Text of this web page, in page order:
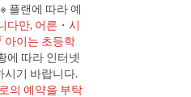
플랜에 따라 예
다만, 어른・시
아이는 초등학
에 따라 인터넷
시기 바랍니다.
의 예약을 부탁